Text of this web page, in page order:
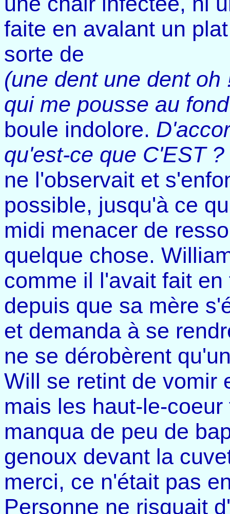
faite en avalant un
sorte de
(une dent une dent
qui me pousse au
boule indolore.
qu'est-ce que C'EST ?
ne l'observait et
possible, jusqu'à ce
midi menacer de
quelque chose.
comme il l'avait fait
depuis que sa mère
et demanda à se
ne se dérobèrent
Will se retint de vomir
mais les haut-le-
manqua de peu de
genoux devant la
merci, ce n'était pas
Personne ne risquait